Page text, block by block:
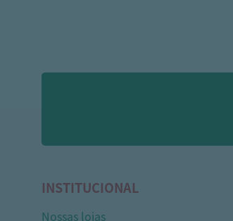
INSTITUCIONAL
Nossas lojas